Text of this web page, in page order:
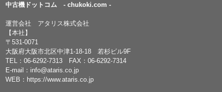
中古機ドットコム - chukoki.com -
運営会社 アタリス株式会社
【本社】
〒531-0071
大阪府大阪市北区中津1-18-18 若杉ビル9F
TEL：06-6292-7313 FAX：06-6292-7314
E-mail： info@ataris.co.jp
WEB： https://www.ataris.co.jp